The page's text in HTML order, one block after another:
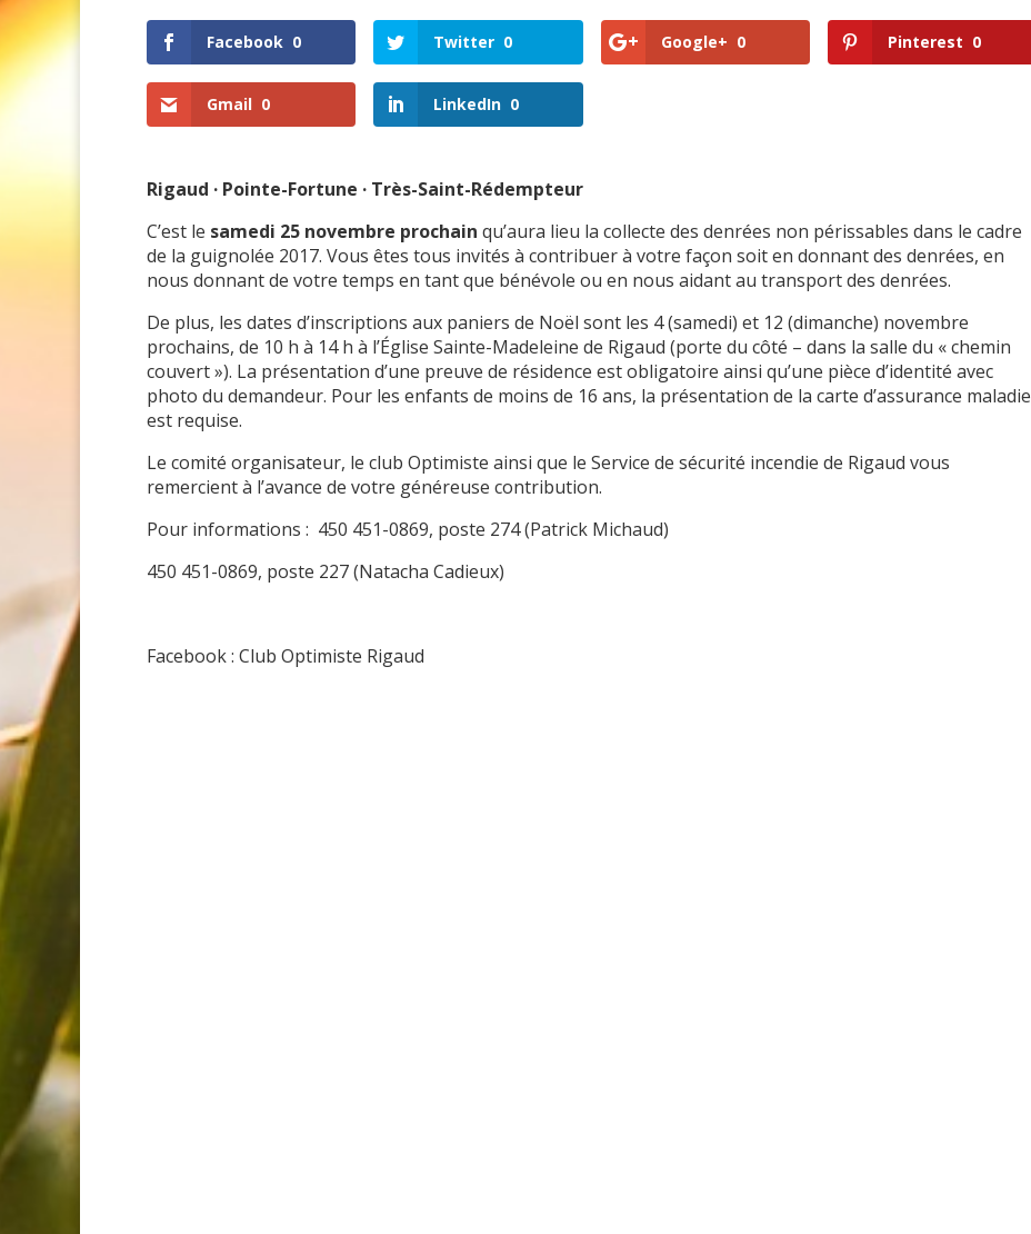
Facebook 0 Twitter 0 Google+ 0 Pinterest 0
Gmail 0 LinkedIn 0
Rigaud · Pointe-Fortune · Très-Saint-Rédempteur
C’est le samedi 25 novembre prochain qu’aura lieu la collecte des denrées non périssables dans le cadre
de la guignolée 2017. Vous êtes tous invités à contribuer à votre façon soit en donnant des denrées, en
nous donnant de votre temps en tant que bénévole ou en nous aidant au transport des denrées.
De plus, les dates d’inscriptions aux paniers de Noël sont les 4 (samedi) et 12 (dimanche) novembre
prochains, de 10 h à 14 h à l’Église Sainte-Madeleine de Rigaud (porte du côté – dans la salle du « chemin
couvert »). La présentation d’une preuve de résidence est obligatoire ainsi qu’une pièce d’identité avec
photo du demandeur. Pour les enfants de moins de 16 ans, la présentation de la carte d’assurance maladie
est requise.
Le comité organisateur, le club Optimiste ainsi que le Service de sécurité incendie de Rigaud vous
remercient à l’avance de votre généreuse contribution.
Pour informations : 450 451-0869, poste 274 (Patrick Michaud)
450 451-0869, poste 227 (Natacha Cadieux)
Facebook : Club Optimiste Rigaud